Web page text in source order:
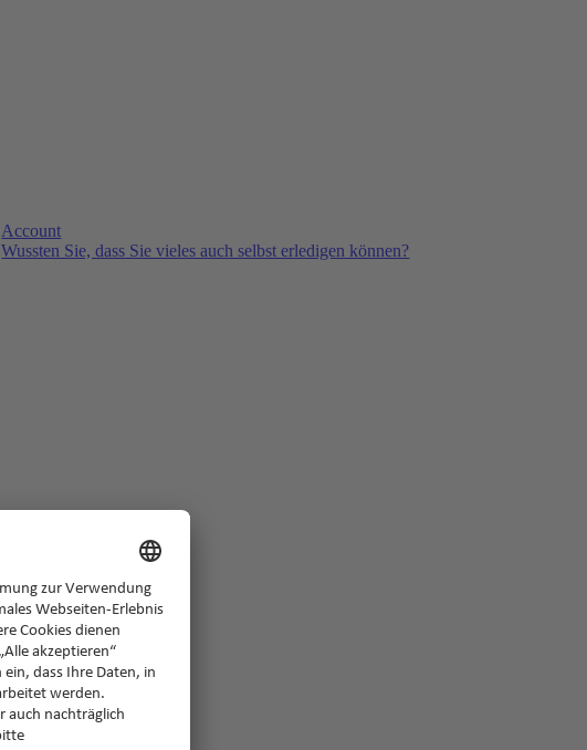
Account
Wussten Sie, dass Sie vieles auch selbst erledigen können?